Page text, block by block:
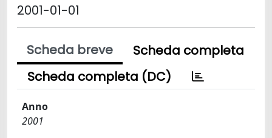
2001-01-01
Scheda breve
Scheda completa
Scheda completa (DC)
Anno
2001